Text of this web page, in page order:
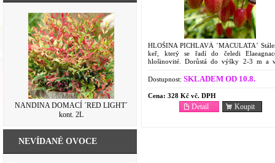
NANDINA DOMACÍ ´RED LIGHT´
kont. 2L
NEVÍDANÉ OVOCE
HLOŠINA PICHLAVÁ ´MACULATA´
keř, který se řadí do čeledi
hlošinovité. Dorůstá do výšky 2-3 m a
Dostupnost: SKLADEM OD 10.8.
Cena: 328 Kč vč. DPH
Koupit
Detail